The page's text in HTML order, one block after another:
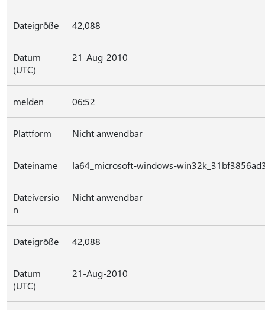
Dateigröße 42,088
Datum
(UTC)
21-Aug-2010
melden 06:52
Plattform Nicht anwendbar
Dateiname Ia64_microsoft-windows-
Dateiversio
n
Nicht anwendbar
Dateigröße 42,088
Datum
(UTC)
21-Aug-2010